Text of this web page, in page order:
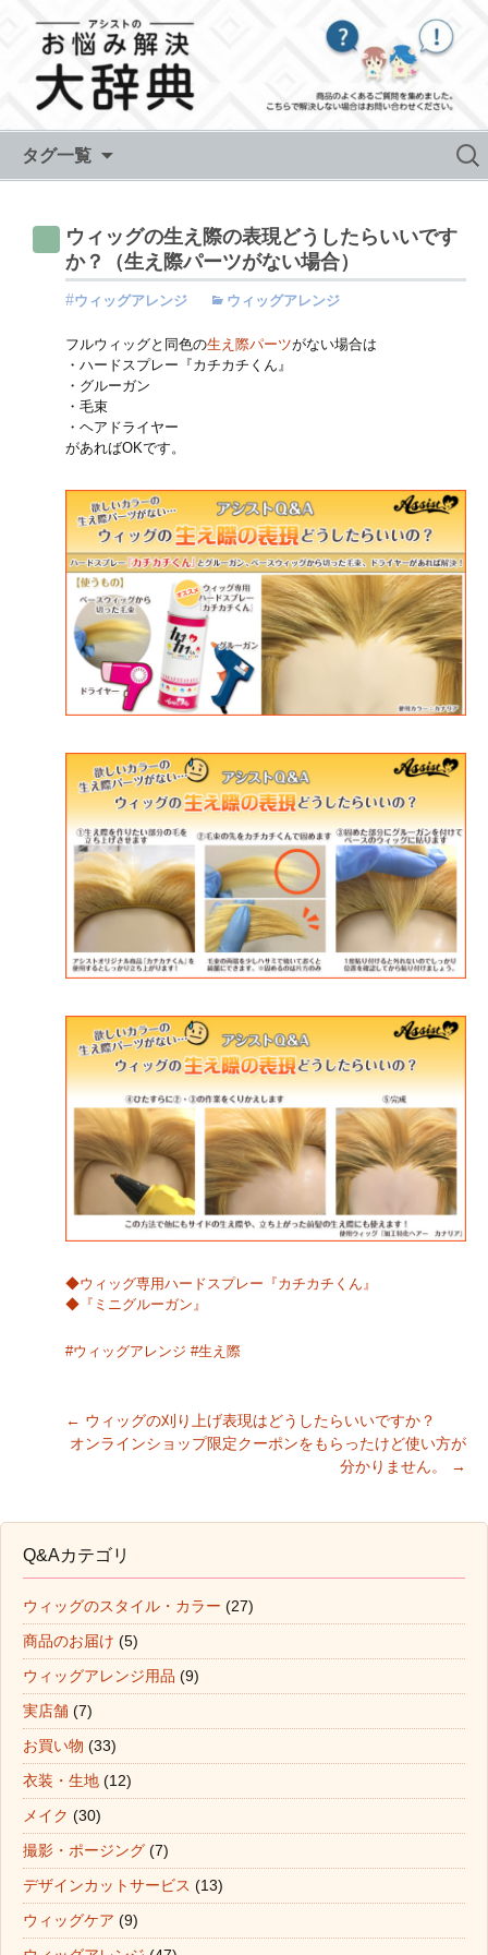
タグ一覧
検
ウィッグの生え際の表現どうしたらいいです
か？（生え際パーツがない場合）
ウィッグアレンジ ウィッグアレンジ
フルウィッグと同色の生え際パーツがない場合は
・ハードスプレー『カチカチくん』
・グルーガン
・毛束
・ヘアドライヤー
があればOKです。
◆ウィッグ専用ハードスプレー『カチカチくん』
◆『ミニグルーガン』
#ウィッグアレンジ #生え際
← ウィッグの刈り上げ表現はどうしたらいいですか？
オンラインショップ限定クーポンをもらったけど使い方が
分かりません。
→
Q&Aカテゴリ
ウィッグのスタイル・カラー (27)
商品のお届け (5)
ウィッグアレンジ用品 (9)
実店舗 (7)
お買い物 (33)
衣装・生地 (12)
メイク (30)
撮影・ポージング (7)
デザインカットサービス (13)
ウィッグケア (9)